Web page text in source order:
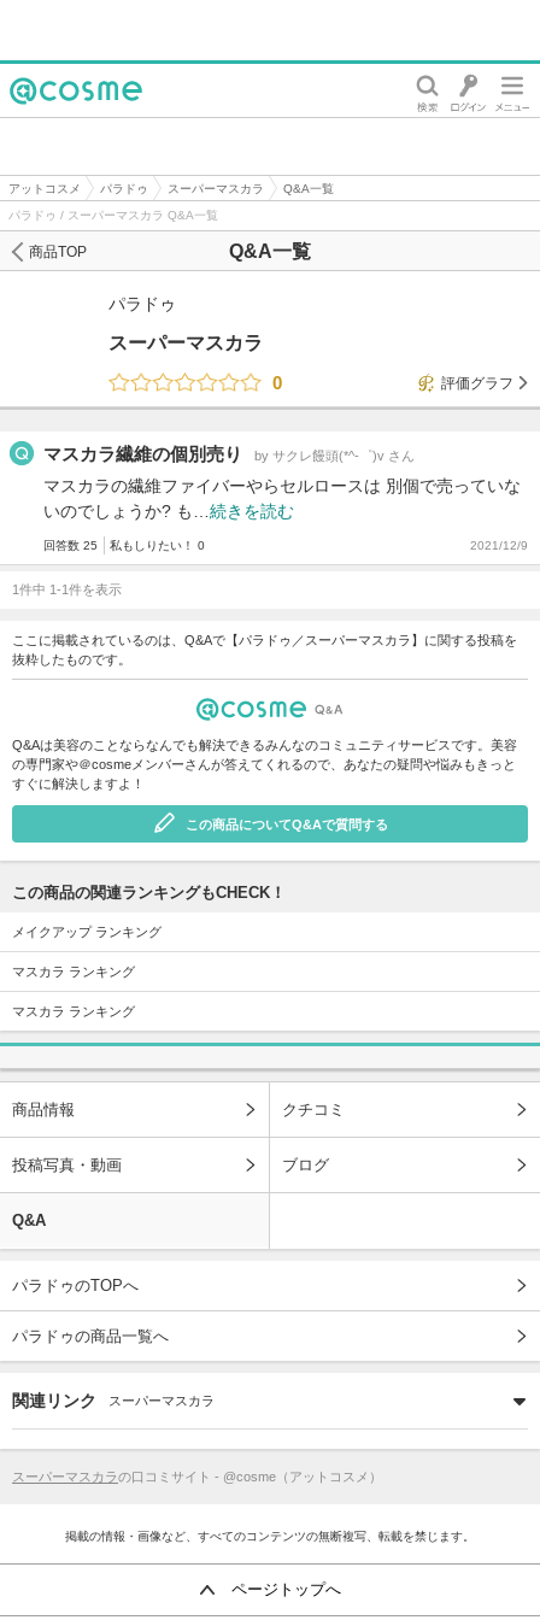
アットコスメ パラドゥ スーパーマスカラ
Q&A一覧
パラドゥ / スーパーマスカラ Q&A一覧
Q&A一覧
商品TOP
パラドゥ
スーパーマスカラ
0
評価グラフ
マスカラ繊維の個別売り by サクレ饅頭(*^-゜)v さん
マスカラの繊維ファイバーやらセルロースは 別個で売っていな
いのでしょうか? も… 続きを読む
回答数 25 私もしりたい！ 0 2021/12/9
1件中 1-1件を表示
ここに掲載されているのは、Q&Aで【パラドゥ／スーパーマスカラ】に関する投稿を
抜粋したものです。
Q&Aは美容のことならなんでも解決できるみんなのコミュニティサービスです。美容
の専門家や＠cosmeメンバーさんが答えてくれるので、あなたの疑問や悩みもきっと
すぐに解決しますよ！
この商品についてQ&Aで質問する
この商品の関連ランキングもCHECK！
メイクアップ ランキング
マスカラ ランキング
マスカラ ランキング
商品情報 クチコミ
投稿写真・動画 ブログ
Q&A
パラドゥのTOPへ
パラドゥの商品一覧へ
関連リンク スーパーマスカラ
スーパーマスカラの口コミサイト - @cosme（アットコスメ）
掲載の情報・画像など、すべてのコンテンツの無断複写、転載を禁じます。
ページトップへ